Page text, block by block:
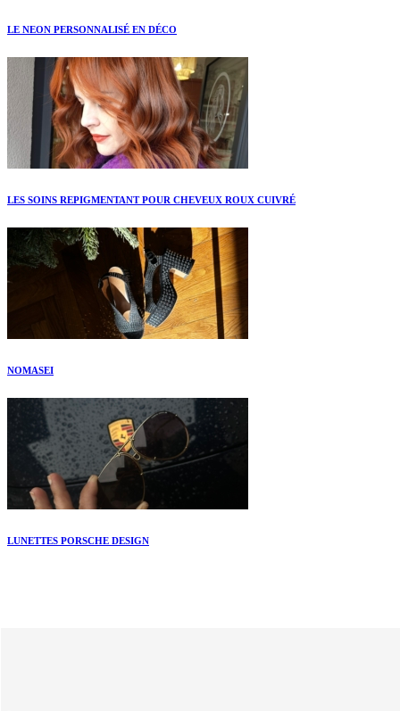
LE NEON PERSONNALISÉ EN DÉCO
LES SOINS REPIGMENTANT POUR CHEVEUX ROUX CUIVRÉ
NOMASEI
LUNETTES PORSCHE DESIGN